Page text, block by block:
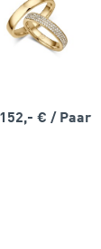
€ / Paar